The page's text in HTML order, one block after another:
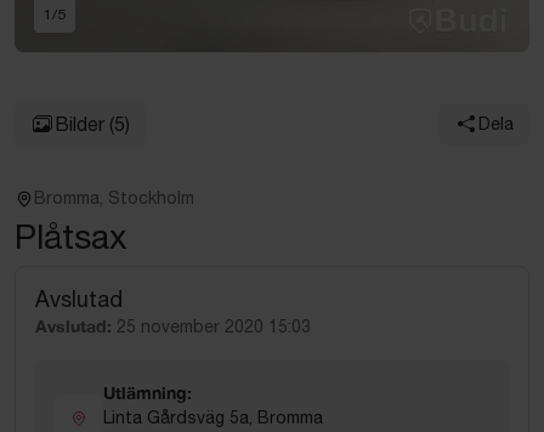
1 /5
Bilder (5) Dela
Bromma, Stockholm
Plåtsax
Avslutad
Avslutad: 25 november 2020 15:03
Utlämning:
Linta Gårdsväg 5a, Bromma